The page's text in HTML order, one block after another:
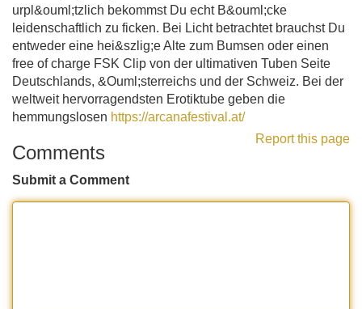
urpl&ouml;tzlich bekommst Du echt B&ouml;cke
leidenschaftlich zu ficken. Bei Licht betrachtet brauchst Du
entweder eine hei&szlig;e Alte zum Bumsen oder einen
free of charge FSK Clip von der ultimativen Tuben Seite
Deutschlands, &Ouml;sterreichs und der Schweiz. Bei der
weltweit hervorragendsten Erotiktube geben die
hemmungslosen https://arcanafestival.at/
Report this page
Comments
Submit a Comment